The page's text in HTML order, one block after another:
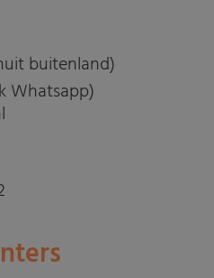
buitenland)
Whatsapp)